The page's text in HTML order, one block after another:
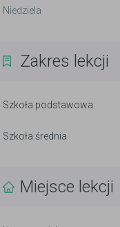
Niedziela
Zakres lekcji
Szkoła podstawowa
Szkoła średnia
Miejsce lekcji